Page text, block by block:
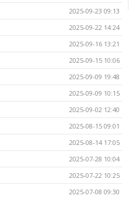
2025-09-23 09:13
2025-09-22 14:24
2025-09-16 13:21
2025-09-15 10:06
2025-09-09 19:48
2025-09-09 10:15
2025-09-02 12:40
2025-08-15 09:01
2025-08-14 17:05
2025-07-28 10:04
2025-07-22 10:25
2025-07-08 09:30